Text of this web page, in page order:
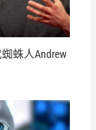
蛛人Andrew